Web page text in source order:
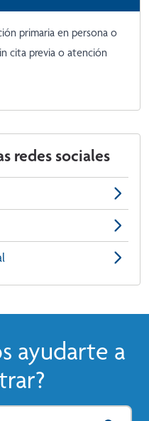
primaria en persona o
cita previa o atención
redes sociales
ayudarte a